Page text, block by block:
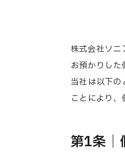
株式会社ソニ
お預かりした
当社は以下
ことにより、
第1条｜